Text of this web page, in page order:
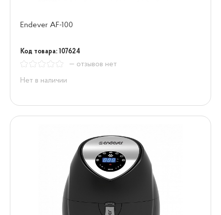
Endever AF-100
Код товара: 107624
— отзывов нет
Нет в наличии